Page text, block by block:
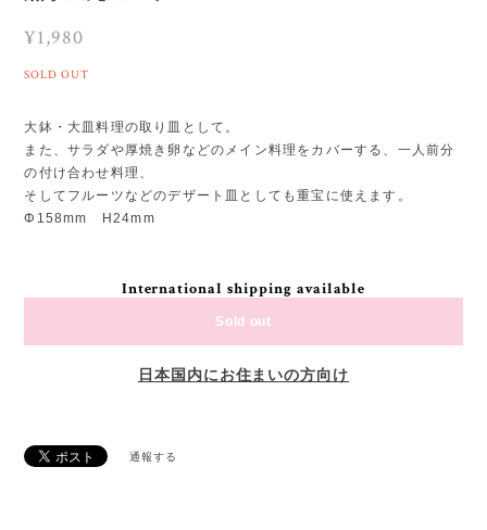
¥1,980
SOLD OUT
大鉢・大皿料理の取り皿として。
また、サラダや厚焼き卵などのメイン料理をカバーする、一人前分
の付け合わせ料理、
そしてフルーツなどのデザート皿としても重宝に使えます。
Φ158mm H24mm
International shipping available
Sold out
日本国内にお住まいの方向け
通報する